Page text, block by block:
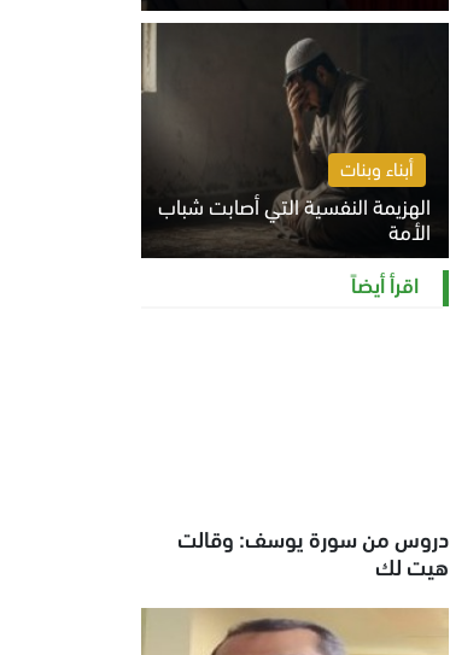
الخميس 6 أغسطس 2026 10:45 ص
أبناء وبنات
الهزيمة النفسية التي أصابت شباب
الأمة
الخميس 6 أغسطس 2026 11:12 ص
اقرأ أيضاً
دروس من سورة يوسف: وقالت
هيت لك